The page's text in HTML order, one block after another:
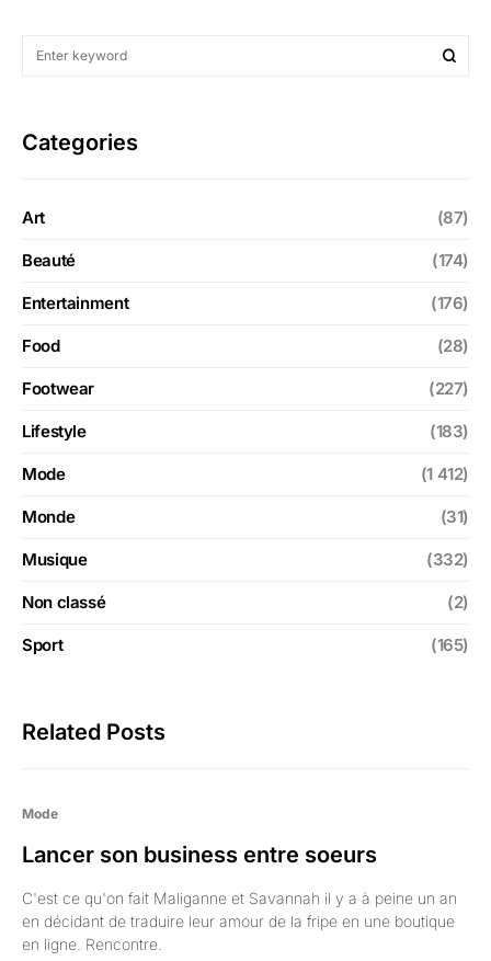
Categories
Art (87)
Beauté (174)
Entertainment (176)
Food (28)
Footwear (227)
Lifestyle (183)
Mode (1 412)
Monde (31)
Musique (332)
Non classé (2)
Sport (165)
Related Posts
Mode
Lancer son business entre soeurs
C'est ce qu'on fait Maliganne et Savannah il y a à peine un an
en décidant de traduire leur amour de la fripe en une boutique
en ligne. Rencontre.